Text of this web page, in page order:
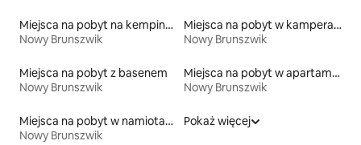
Miejsca na pobyt na kempingach
Nowy Brunszwik
Miejsca na pobyt w kamperach
Nowy Brunszwik
Miejsca na pobyt z basenem
Nowy Brunszwik
Miejsca na pobyt w apartamentach z obsługą
Nowy Brunszwik
Miejsca na pobyt w namiotach
Nowy Brunszwik
Pokaż więcej